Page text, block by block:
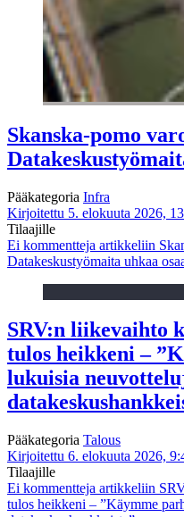
Skanska-pomo
Pääkategoria Infra
Kirjoitettu 5. elokuuta 2026,
Tilaajille
Ei kommentteja artikkeliin
Datakeskustyömaita uhkaa
SRV:n liikevaihto
tulos heikkeni –
lukuisia
Pääkategoria Talous
Kirjoitettu 6. elokuuta 2026,
Tilaajille
Ei kommentteja artikkeliin
tulos heikkeni – ”Käymme